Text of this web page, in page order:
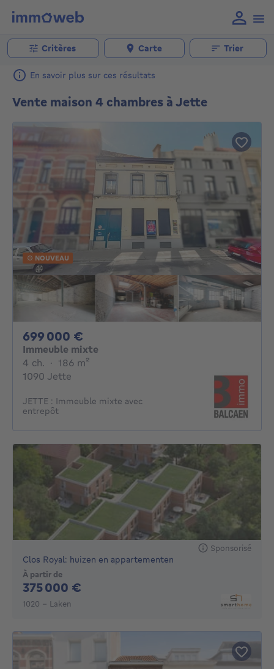
Critères Carte Trier
En savoir plus sur ces résultats
Vente maison 4 chambres à Jette
NOUVEAU
699 000 €
Immeuble mixte
4 ch. 4 chambres
· 186 m²
1090 Jette
JETTE : Immeuble mixte avec
entrepôt
Sponsorisé
Clos Royal: huizen en appartementen
À partir de
375 000 €
1020 - Laken